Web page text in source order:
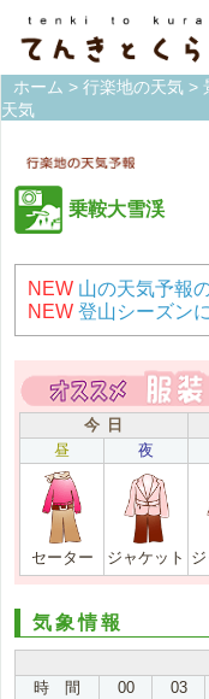
ホーム > 行楽地の天気 >
天気
乗鞍大雪渓
NEW 山の天気予報
NEW 登山シーズン
今 日
昼
夜
セーター ジャケット
気象情報
時 間
00 03